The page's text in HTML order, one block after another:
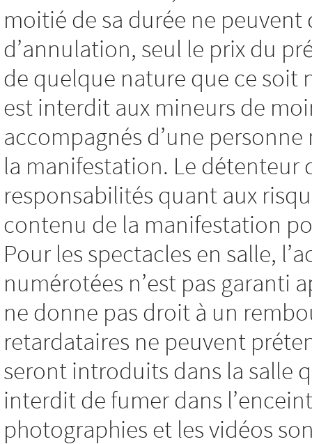
moitié de sa durée ne
d’annulation, seul le prix du
de quelque nature que ce soit
est interdit aux mineurs de
accompagnés d’une
la manifestation. Le détenteur
responsabilités quant aux
contenu de la manifestation
Pour les spectacles en salle,
numérotées n’est pas garanti
ne donne pas droit à un
retardataires ne peuvent
seront introduits dans la salle
interdit de fumer dans
photographies et les vidéos